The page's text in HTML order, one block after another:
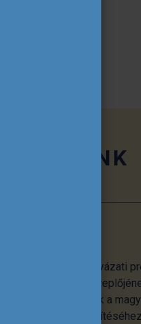
számos pályázati
minden hazai
hozzájárulnak a